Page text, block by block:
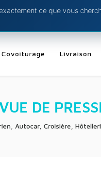
ce que vous
Covoiturage Livraison
DE
Autocar, Croisière,